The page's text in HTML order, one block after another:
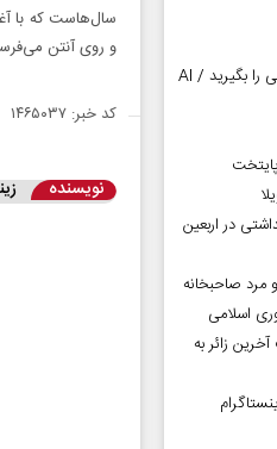
سال‌هاست که با
و روی آنتن
کد خبر: ۱۴۶۵۰۳۷
نویسنده
تا دیر نشده جلوی هوش مصنوعی را بگیرید / AI
بهداشتی در اربعین
مرد صاحبخانه
اسلامی
زائر به